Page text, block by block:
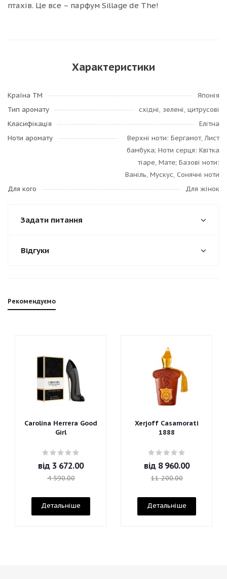
птахів. Це все – парфум Sillage de The!
Характеристики
Країна ТМ
Японія
Тип аромату
східні, зелені, цитрусові
Класифікація
Елітна
Ноти аромату
Верхні ноти: Бергамот, Лист
бамбука; Ноти серця: Квітка
тіаре, Мате; Базові ноти:
Ваніль, Мускус, Сонячні ноти
Для кого
Для жінок
Задати питання
Відгуки
Рекомендуємо
Carolina Herrera Good
Girl
від 3 672.00
4 590.00
Детальніше
Xerjoff Casamorati
1888
від 8 960.00
11 200.00
Детальніше